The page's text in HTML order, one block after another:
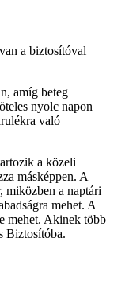
a biztosítóval
amíg beteg
nyolc napon
való
a közeli
másképpen. A
miközben a naptári
mehet. A
mehet. Akinek több
Biztosítóba.